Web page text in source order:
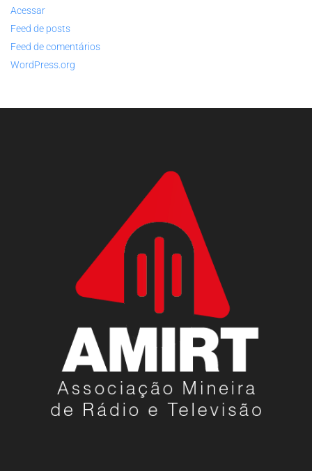
Acessar
Feed de posts
Feed de comentários
WordPress.org